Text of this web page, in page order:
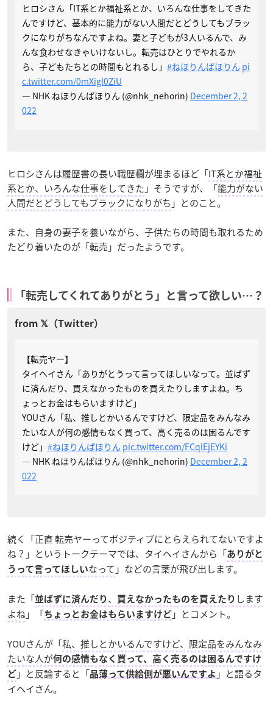
ヒロシさん「IT系とか福祉系とか、いろんな仕事をしてきた
んですけど、基本的に能力がない人間だとどうしてもブラッ
クになりがちなんですよね。妻と子どもが3人いるんで、み
んな食わせなきゃいけないし。転売はひとりでやれるか
ら、子どもたちとの時間もとれるし」 #ねほりんぱほりん pi
c.twitter.com/0mXigl0ZiU
— NHK ねほりんぱほりん (@nhk_nehorin) December 2, 2
022
ヒロシさんは履歴書の長い職歴欄が埋まるほど「IT系とか福祉
系とか、いろんな仕事をしてきた 」そうですが、「能力がない
人間だとどうしてもブラックになりがち 」とのこと。
また、自身の妻子を養いながら、子供たちの時間も取れるため
たどり着いたのが「転売」だったようです。
「転売してくれてありがとう」と言って欲しい…？
【転売ヤー】
タイヘイさん「ありがとうって言ってほしいなって。並ばず
に済んだり、買えなかったものを買えたりしますよね。ち
ょっとお金はもらいますけど」
YOUさん「私、推しとかいるんですけど、限定品をみんなみ
たいな人が何の感情もなく買って、高く売るのは困るんです
けど」 #ねほりんぱほりん pic.twitter.com/FCqlEjEYKi
— NHK ねほりんぱほりん (@nhk_nehorin) December 2, 2
022
続く「正直 転売ヤーってポジティブにとらえられてないですよ
ね？」というトークテーマでは、タイヘイさんから「ありがと
うって言ってほしいなって 」などの言葉が飛び出します。
また「並ばずに済んだり 、 買えなかったものを買えたり します
よね」「ちょっとお金はもらいますけど 」とコメント。
YOUさんが「私、推しとかいるんですけど、限定品をみんなみ
たいな人が何の感情もなく買って、高く売るのは困るんですけ
ど 」と反論すると「品薄って供給側が悪いんですよ 」と語るタ
イヘイさん。